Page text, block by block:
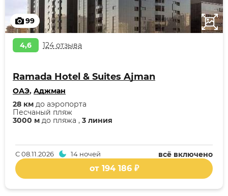
99
4,6 124 отзыва
Ramada Hotel & Suites Ajman
ОАЭ, Аджман
3000 м до пляжа , 3 линия
Песчаный пляж
28 км до аэропорта
всё включено
С08.11.2026 14 ночей
от 194 186 ₽